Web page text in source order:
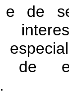
e de
de